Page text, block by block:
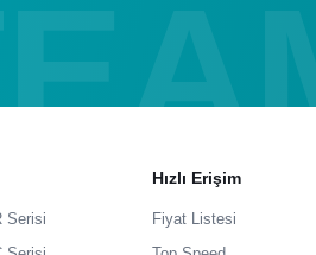
Serisi
Hızlı Erişim
Fiyat Listesi